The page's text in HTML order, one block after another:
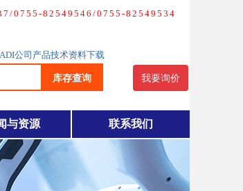
0755-82549546/0755-82549534
公司产品技术资料下载
库存查询 我要询价
与资源 联系我们